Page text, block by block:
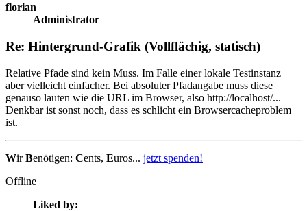
florian
Administrator
Re: Hintergrund-Grafik (Vollflächig, statisch)
Relative Pfade sind kein Muss. Im Falle einer lokale Testinstanz
aber vielleicht einfacher. Bei absoluter Pfadangabe muss diese
genauso lauten wie die URL im Browser, also http://localhost/...
Denkbar ist sonst noch, dass es schlicht ein Browsercacheproblem
ist.
WirBenötigen: Cents, Euros... jetzt spenden!
Offline
Liked by: